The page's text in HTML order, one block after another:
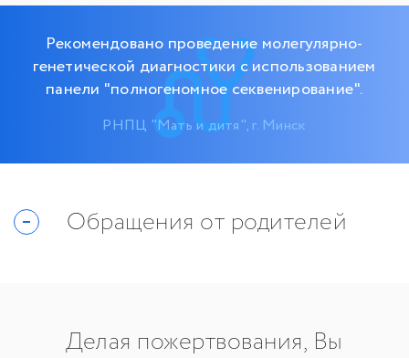
Рекомендовано проведение молегулярно-
генетической диагностики с использованием
панели "полногеномное секвенирование".
РНПЦ "Мать и дитя", г. Минск
Обращения от родителей
Делая пожертвования, Вы